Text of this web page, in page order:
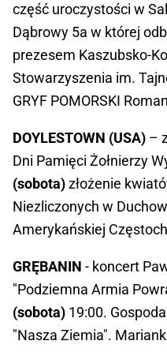
część uroczystości w
Dąbrowy 5a w której
prezesem Kaszubsko-
Stowarzyszenia im.
GRYF POMORSKI
DOYLESTOWN (USA) –
Dni Pamięci Żołnierzy
(sobota)złożenie
Niezliczonych w
Amerykańskiej
GRĘBANIN - koncert
"Podziemna Armia
(sobota) 19:00.
"Nasza Ziemia".